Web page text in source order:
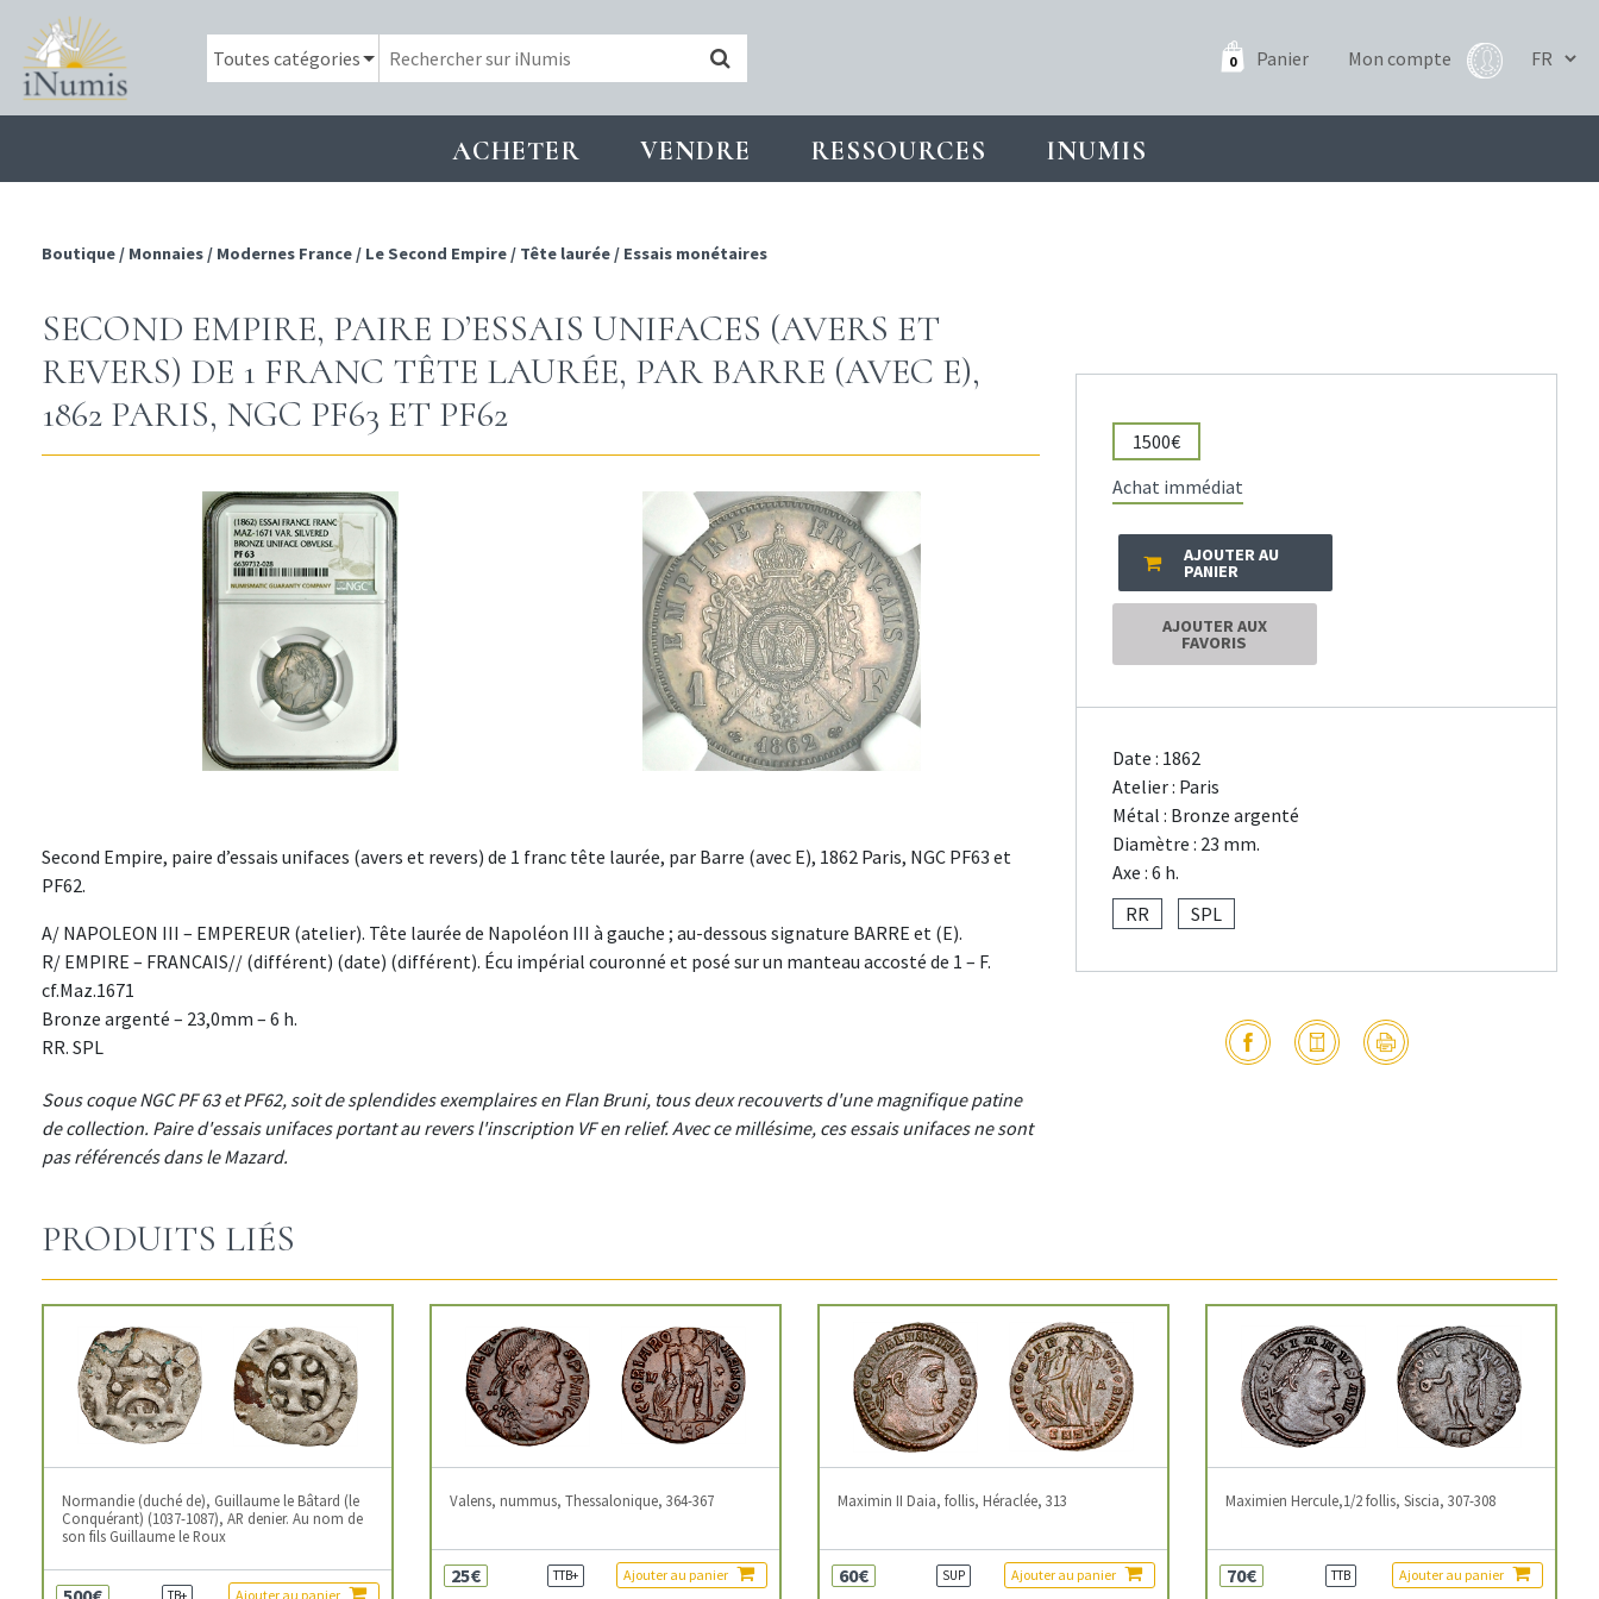
0 Panier Mon compte
ACHETER VENDRE RESSOURCES INUMIS
Boutique / Monnaies / Modernes France / Le Second Empire / Tête laurée / Essais monétaires
SECOND EMPIRE, PAIRE D’ESSAIS UNIFACES (AVERS ET
REVERS) DE 1 FRANC TÊTE LAURÉE, PAR BARRE (AVEC E),
1862 PARIS, NGC PF63 ET PF62
Second Empire, paire d’essais unifaces (avers et revers) de 1 franc tête laurée, par Barre (avec E), 1862 Paris, NGC PF63 et
PF62.
A/ NAPOLEON III – EMPEREUR (atelier). Tête laurée de Napoléon III à gauche ; au-dessous signature BARRE et (E).
R/ EMPIRE – FRANCAIS// (différent) (date) (différent). Écu impérial couronné et posé sur un manteau accosté de 1 – F.
cf.Maz.1671
Bronze argenté – 23,0mm – 6 h.
RR. SPL
Sous coque NGC PF 63 et PF62, soit de splendides exemplaires en Flan Bruni, tous deux recouverts d'une magnifique patine
de collection. Paire d'essais unifaces portant au revers l'inscription VF en relief. Avec ce millésime, ces essais unifaces ne sont
pas référencés dans le Mazard.
1500€
Achat immédiat
AJOUTER AU
PANIER
AJOUTER AUX
FAVORIS
Date : 1862
Atelier : Paris
Métal : Bronze argenté
Diamètre : 23 mm.
Axe : 6 h.
RR
SPL
PRODUITS LIÉS
Normandie (duché de), Guillaume le Bâtard (le
Conquérant) (1037-1087), AR denier. Au nom de
son fils Guillaume le Roux
TB+ Ajouter au panier
Valens, nummus, Thessalonique, 364-367
25€ TTB+ Ajouter au panier
Maximin II Daia, follis, Héraclée, 313
60€ SUP Ajouter au panier
Maximien Hercule,1/2 follis, Siscia, 307-308
70€ TTB Ajouter au panier